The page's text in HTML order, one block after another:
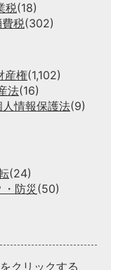
税(18)
税(302)
産権(1,102)
法(16)
人情報保護法(9)
(24)
・防災 (50)
クリックする